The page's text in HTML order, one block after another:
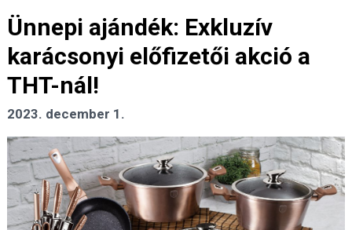
Ünnepi ajándék: Exkluzív
karácsonyi előfizetői akció a
THT-nál!
2023. december 1.